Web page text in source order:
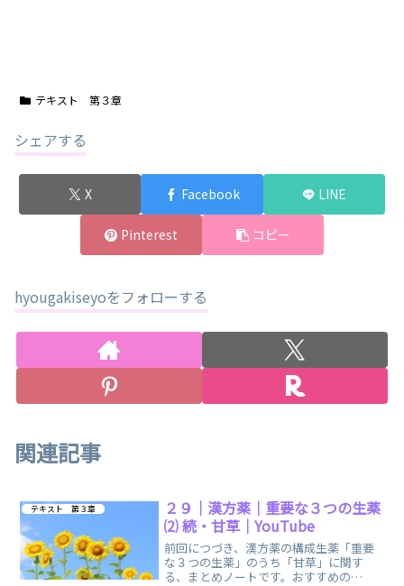
テキスト 第３章
シェアする
X Facebook LINE
Pinterest コピー
hyougakiseyoをフォローする
関連記事
テキスト 第３章
２９｜漢方薬｜重要な３つの生薬
⑵ 続・甘草｜YouTube
前回につづき、漢方薬の構成生薬「重要
な３つの生薬」のうち「甘草」に関す
る、まとめノートです。おすすめの